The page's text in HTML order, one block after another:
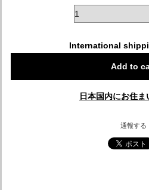
International
Add to
日本国内にお住
通報する